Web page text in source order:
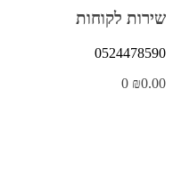
שירות לקוחות
0524478590
₪0.00
0